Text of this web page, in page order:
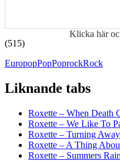
Klicka här
(515)
EuropopPopPoprockRock
Liknande tabs
Roxette – When Death
Roxette – We Like To
Roxette – Turning
Roxette – A Thing
Roxette – Summers